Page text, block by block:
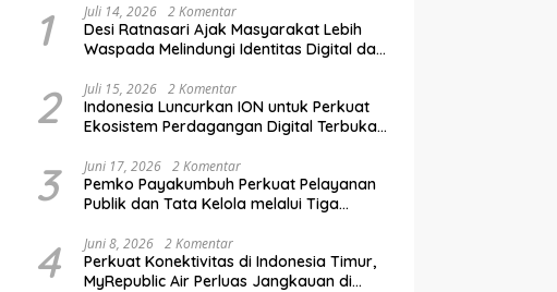
1 Juli 14, 2026 2 Komentar
Desi Ratnasari Ajak Masyarakat Lebih
Waspada Melindungi Identitas Digital dan
2 Juli 15, 2026 2 Komentar
Indonesia Luncurkan ION untuk Perkuat
Ekosistem Perdagangan Digital Terbuka
3 Juni 17, 2026 2 Komentar
Pemko Payakumbuh Perkuat Pelayanan
Publik dan Tata Kelola melalui Tiga
4 Juni 8, 2026 2 Komentar
Perkuat Konektivitas di Indonesia Timur,
MyRepublic Air Perluas Jangkauan di